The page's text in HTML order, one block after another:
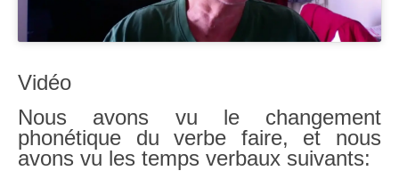
Euskaldunak gara
Canarias
Vidéo
Nous avons vu le changement
phonétique du verbe faire, et nous
avons vu les temps verbaux suivants: